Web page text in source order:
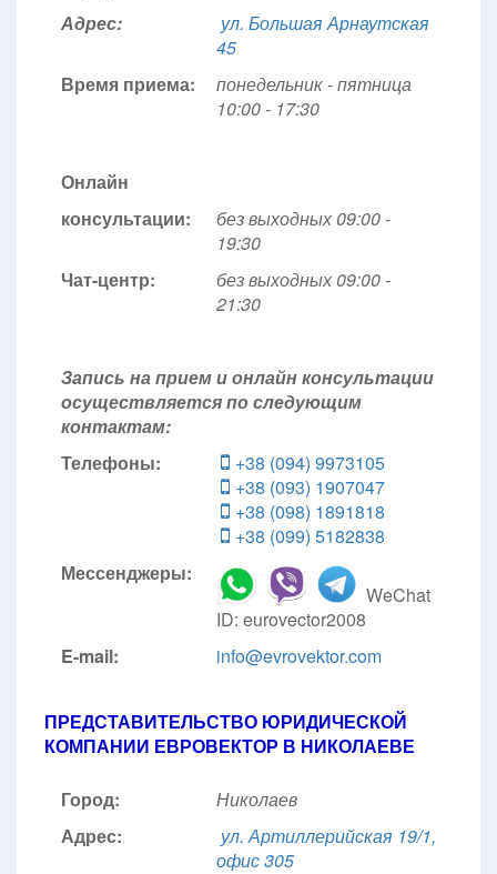
Адрес:
ул. Большая Арнаутская
45
Время приема:
понедельник - пятница
10:00 - 17:30
Онлайн
консультации:
без выходных 09:00 -
19:30
Чат-центр:
без выходных 09:00 -
21:30
Запись на прием и онлайн консультации
осуществляется по следующим
контактам:
Телефоны:
+38 (094) 9973105
+38 (093) 1907047
+38 (098) 1891818
+38 (099) 5182838
Мессенджеры:
WeChat
ID: eurovector2008
E-mail:
info@evrovektor.com
ПРЕДСТАВИТЕЛЬСТВО ЮРИДИЧЕСКОЙ
КОМПАНИИ ЕВРОВЕКТОР В НИКОЛАЕВЕ
Город:
Николаев
Адрес:
ул. Артиллерийская 19/1,
офис 305